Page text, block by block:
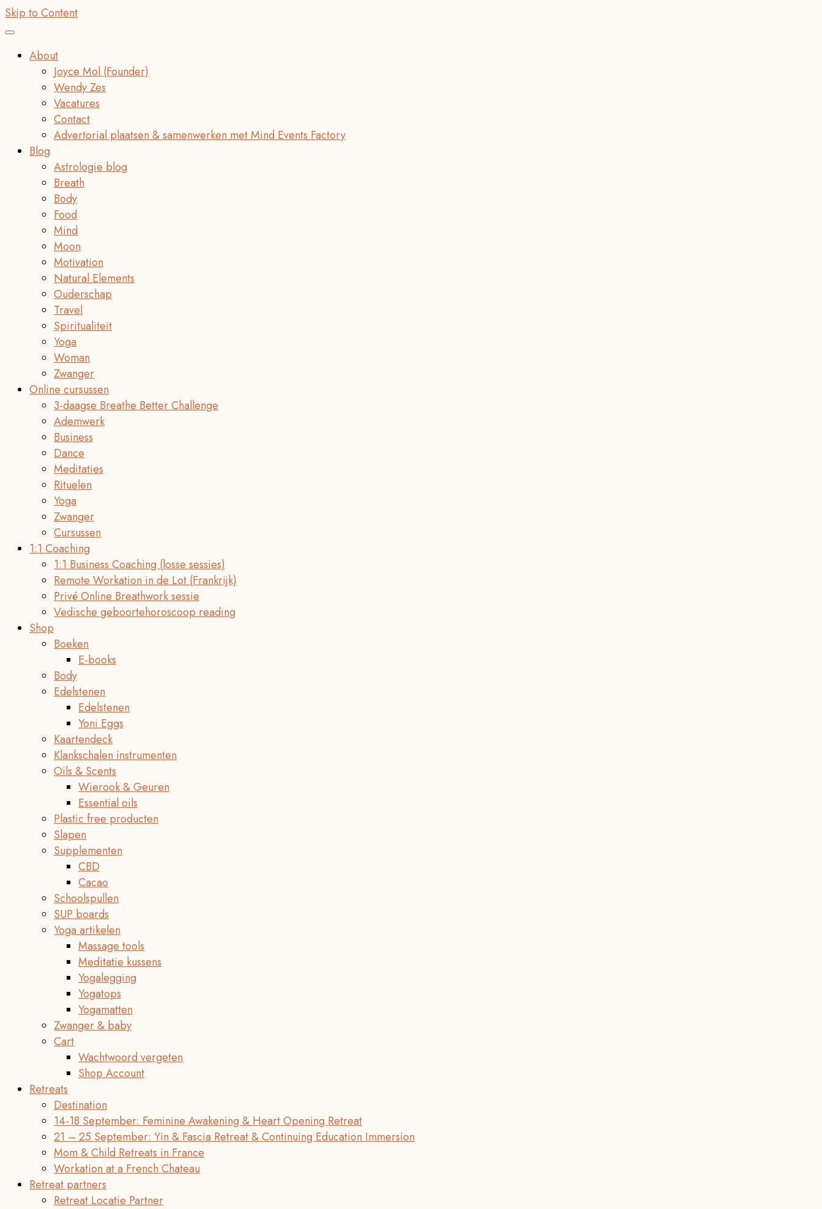
Skip to Content
About
Joyce Mol (Founder)
Wendy Zes
Vacatures
Contact
Advertorial plaatsen & samenwerken met Mind Events Factory
Blog
Astrologie blog
Breath
Body
Food
Mind
Moon
Motivation
Natural Elements
Ouderschap
Travel
Spiritualiteit
Yoga
Woman
Zwanger
Online cursussen
3-daagse Breathe Better Challenge
Ademwerk
Business
Dance
Meditaties
Rituelen
Yoga
Zwanger
Cursussen
1:1 Coaching
1:1 Business Coaching (losse sessies)
Remote Workation in de Lot (Frankrijk)
Privé Online Breathwork sessie
Vedische geboortehoroscoop reading
Shop
Boeken
E-books
Body
Edelstenen
Edelstenen
Yoni Eggs
Kaartendeck
Klankschalen instrumenten
Oils & Scents
Wierook & Geuren
Essential oils
Plastic free producten
Slapen
Supplementen
CBD
Cacao
Schoolspullen
SUP boards
Yoga artikelen
Massage tools
Meditatie kussens
Yogalegging
Yogatops
Yogamatten
Zwanger & baby
Cart
Wachtwoord vergeten
Shop Account
Retreats
Destination
14-18 September: Feminine Awakening & Heart Opening Retreat
21 – 25 September: Yin & Fascia Retreat & Continuing Education Immersion
Mom & Child Retreats in France
Workation at a French Chateau
Retreat partners
Retreat Locatie Partner